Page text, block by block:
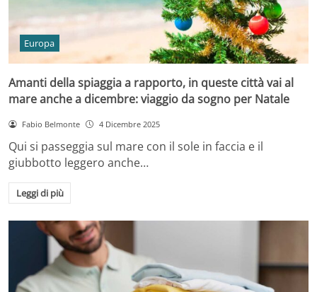
Europa
Amanti della spiaggia a rapporto, in queste città vai al
mare anche a dicembre: viaggio da sogno per Natale
Fabio Belmonte 4 Dicembre 2025
Qui si passeggia sul mare con il sole in faccia e il
giubbotto leggero anche…
Leggi di più